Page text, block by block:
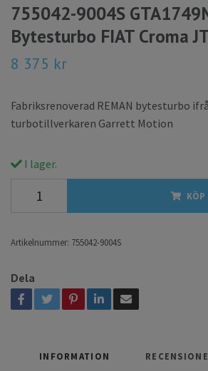
755042-9004S
Bytesturbo FIAT Croma
8 375 kr
Fabriksrenoverad REMAN bytesturbo
turbotillverkaren Garrett Motion
I lager.
KÖP
Artikelnummer: 755042-9004S
Dela
INFORMATION